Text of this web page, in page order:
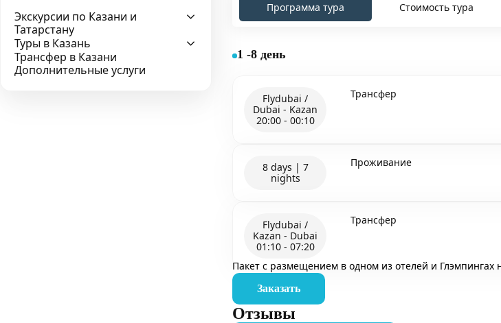
Экскурсии по Казани и
Татарстану
Туры в Казань
Трансфер в Казани
Дополнительные услуги
Программа тура Стоимость тура
1 -8 день
Flydubai /
Dubai - Kazan
20:00 - 00:10
Трансфер
8 days | 7
nights
Проживание
Flydubai /
Kazan - Dubai
01:10 - 07:20
Трансфер
Пакет с размещением в одном из отелей и Глэмпингах
Заказать
Отзывы